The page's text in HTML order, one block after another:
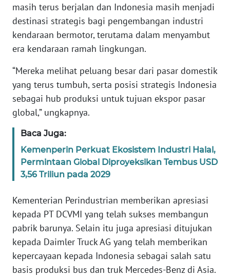
masih terus berjalan dan Indonesia masih menjadi
destinasi strategis bagi pengembangan industri
kendaraan bermotor, terutama dalam menyambut
era kendaraan ramah lingkungan.
“Mereka melihat peluang besar dari pasar domestik
yang terus tumbuh, serta posisi strategis Indonesia
sebagai hub produksi untuk tujuan ekspor pasar
global,” ungkapnya.
Baca Juga:
Kemenperin Perkuat Ekosistem Industri Halal,
Permintaan Global Diproyeksikan Tembus USD
3,56 Triliun pada 2029
Kementerian Perindustrian memberikan apresiasi
kepada PT DCVMI yang telah sukses membangun
pabrik barunya. Selain itu juga apresiasi ditujukan
kepada Daimler Truck AG yang telah memberikan
kepercayaan kepada Indonesia sebagai salah satu
basis produksi bus dan truk Mercedes-Benz di Asia.
WN
JAKARTA
JABAR
WN
BANTEN
WN
NTT
WN
WN
PAPUA
WN
PAPUA
BARAT